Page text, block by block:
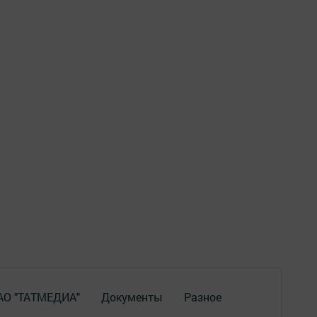
"ТАТМЕДИА" Документы Разное